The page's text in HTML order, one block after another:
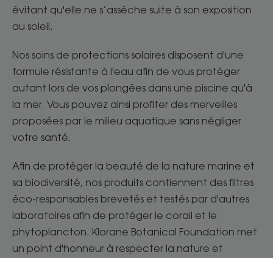
évitant qu'elle ne s’assèche suite à son exposition
au soleil.
Nos soins de protections solaires disposent d'une
formule résistante à l'eau afin de vous protéger
autant lors de vos plongées dans une piscine qu'à
la mer. Vous pouvez ainsi profiter des merveilles
proposées par le milieu aquatique sans négliger
votre santé.
Afin de protéger la beauté de la nature marine et
sa biodiversité, nos produits contiennent des filtres
éco-responsables brevetés et testés par d'autres
laboratoires afin de protéger le corail et le
phytoplancton. Klorane Botanical Foundation met
un point d'honneur à respecter la nature et